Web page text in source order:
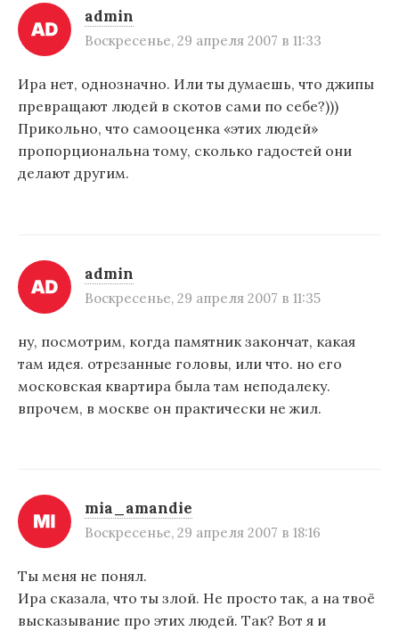
admin
Воскресенье, 29 апреля 2007 в 11:33
Ира нет, однозначно. Или ты думаешь, что джипы
превращают людей в скотов сами по себе?)))
Прикольно, что самооценка «этих людей»
пропорциональна тому, сколько гадостей они
делают другим.
admin
Воскресенье, 29 апреля 2007 в 11:35
ну, посмотрим, когда памятник закончат, какая
там идея. отрезанные головы, или что. но его
московская квартира была там неподалеку.
впрочем, в москве он практически не жил.
mia_amandie
Воскресенье, 29 апреля 2007 в 18:16
Ты меня не понял.
Ира сказала, что ты злой. Не просто так, а на твоё
высказывание про этих людей. Так? Вот я и